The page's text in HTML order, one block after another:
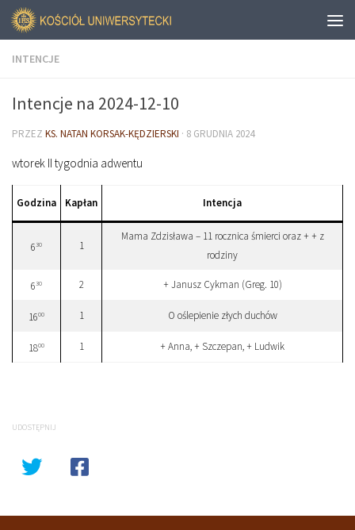
INTENCJE
Intencje na 2024-12-10
PRZEZ KS. NATAN KORSAK-KĘDZIERSKI · 8 GRUDNIA 2024
wtorek II tygodnia adwentu
Godzina Kapłan Intencja
630 1
Mama Zdzisława – 11 rocznica śmierci oraz + + z
rodziny
630 2 + Janusz Cykman (Greg. 10)
1600 1 O oślepienie złych duchów
1800 1 + Anna, + Szczepan, + Ludwik
UDOSTĘPNIJ